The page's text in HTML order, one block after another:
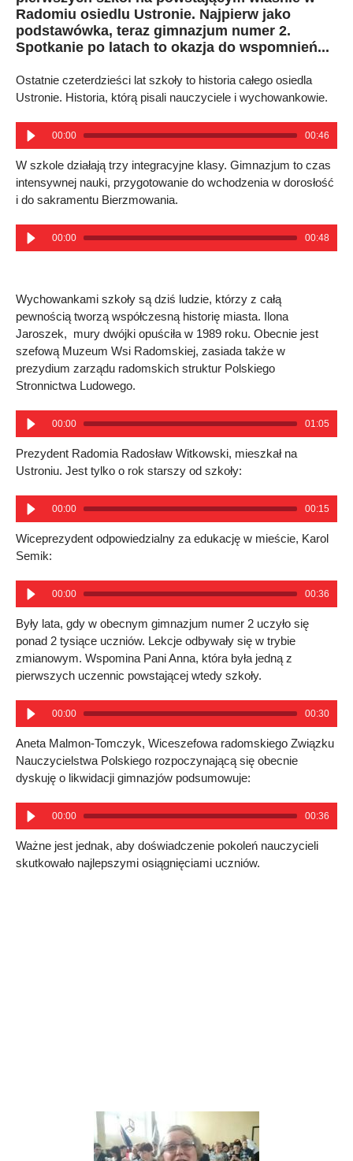
Radomiu osiedlu Ustronie. Najpierw jako
podstawówka, teraz gimnazjum numer 2.
Spotkanie po latach to okazja do wspomnień...
Ostatnie czeterdzieści lat szkoły to historia całego osiedla
Ustronie. Historia, którą pisali nauczyciele i wychowankowie.
00:00 00:46
W szkole działają trzy integracyjne klasy. Gimnazjum to czas
intensywnej nauki, przygotowanie do wchodzenia w dorosłość
i do sakramentu Bierzmowania.
00:00 00:48
Wychowankami szkoły są dziś ludzie, którzy z całą
pewnością tworzą współczesną historię miasta. Ilona
Jaroszek, mury dwójki opuściła w 1989 roku. Obecnie jest
szefową Muzeum Wsi Radomskiej, zasiada także w
prezydium zarządu radomskich struktur Polskiego
Stronnictwa Ludowego.
00:00 01:05
Prezydent Radomia Radosław Witkowski, mieszkał na
Ustroniu. Jest tylko o rok starszy od szkoły:
00:00 00:15
Wiceprezydent odpowiedzialny za edukację w mieście, Karol
Semik:
00:00 00:36
Były lata, gdy w obecnym gimnazjum numer 2 uczyło się
ponad 2 tysiące uczniów. Lekcje odbywały się w trybie
zmianowym. Wspomina Pani Anna, która była jedną z
pierwszych uczennic powstającej wtedy szkoły.
00:00 00:30
Aneta Malmon-Tomczyk, Wiceszefowa radomskiego Związku
Nauczycielstwa Polskiego rozpoczynającą się obecnie
dyskuję o likwidacji gimnazjów podsumowuje:
00:00 00:36
Ważne jest jednak, aby doświadczenie pokoleń nauczycieli
skutkowało najlepszymi osiągnięciami uczniów.